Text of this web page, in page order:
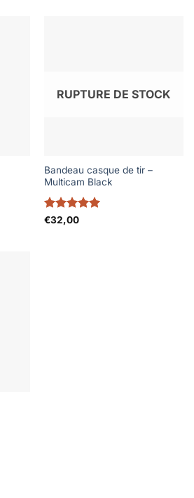
RUPTURE DE STOCK
Bandeau casque de tir –
Multicam Black
Note5sur
€32,00